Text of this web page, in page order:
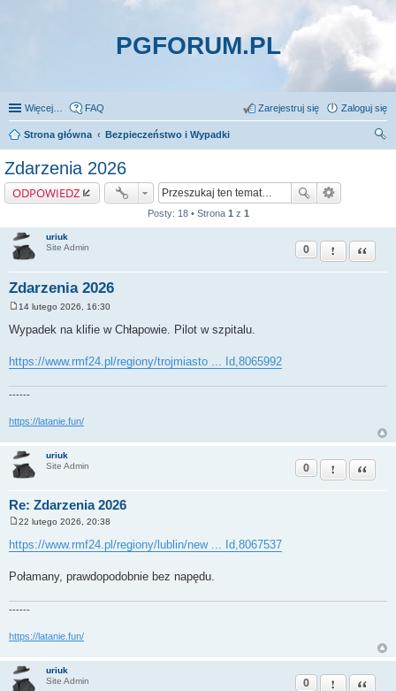
PGFORUM.PL
Więcej… FAQ Zaloguj się
Zarejestruj się
Strona główna
Bezpieczeństwo i Wypadki
Zdarzenia 2026
ODPOWIEDZ
Posty: 18 • Strona 1 z 1
uriuk
Site Admin
Zdarzenia 2026
0 Zgłoś ten post
Cytuj
o
s
14 lutego 2026, 16:30
Wypadek na klifie w Chłapowie. Pilot w szpitalu.
https://www.rmf24.pl/regiony/trojmiasto ... Id,8065992
------
https://latanie.fun/
uriuk
Site Admin
Re: Zdarzenia 2026
0 Zgłoś ten post
Cytuj
o
s
22 lutego 2026, 20:38
https://www.rmf24.pl/regiony/lublin/new ... Id,8067537
Połamany, prawdopodobnie bez napędu.
------
https://latanie.fun/
uriuk
Site Admin
0 Zgłoś ten post
Cytuj